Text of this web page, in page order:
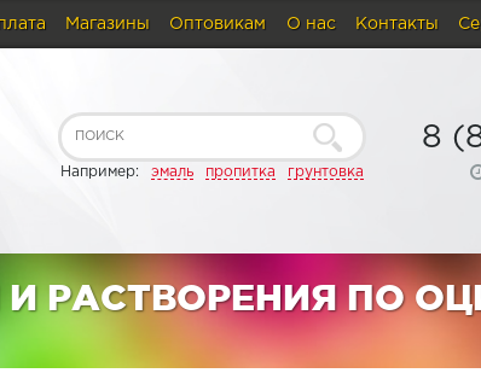
Магазины Оптовикам О нас Контакты
Например: эмаль пропитка грунтовка
8
РАСТВОРЕНИЯ ПО